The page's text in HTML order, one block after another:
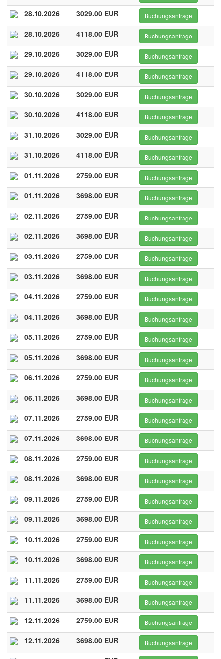
28.10.2026 3029.00 EUR Buchungsanfrage
28.10.2026 4118.00 EUR Buchungsanfrage
29.10.2026 3029.00 EUR Buchungsanfrage
29.10.2026 4118.00 EUR Buchungsanfrage
30.10.2026 3029.00 EUR Buchungsanfrage
30.10.2026 4118.00 EUR Buchungsanfrage
31.10.2026 3029.00 EUR Buchungsanfrage
31.10.2026 4118.00 EUR Buchungsanfrage
01.11.2026 2759.00 EUR Buchungsanfrage
01.11.2026 3698.00 EUR Buchungsanfrage
02.11.2026 2759.00 EUR Buchungsanfrage
02.11.2026 3698.00 EUR Buchungsanfrage
03.11.2026 2759.00 EUR Buchungsanfrage
03.11.2026 3698.00 EUR Buchungsanfrage
04.11.2026 2759.00 EUR Buchungsanfrage
04.11.2026 3698.00 EUR Buchungsanfrage
05.11.2026 2759.00 EUR Buchungsanfrage
05.11.2026 3698.00 EUR Buchungsanfrage
06.11.2026 2759.00 EUR Buchungsanfrage
06.11.2026 3698.00 EUR Buchungsanfrage
07.11.2026 2759.00 EUR Buchungsanfrage
07.11.2026 3698.00 EUR Buchungsanfrage
08.11.2026 2759.00 EUR Buchungsanfrage
08.11.2026 3698.00 EUR Buchungsanfrage
09.11.2026 2759.00 EUR Buchungsanfrage
09.11.2026 3698.00 EUR Buchungsanfrage
10.11.2026 2759.00 EUR Buchungsanfrage
10.11.2026 3698.00 EUR Buchungsanfrage
11.11.2026 2759.00 EUR Buchungsanfrage
11.11.2026 3698.00 EUR Buchungsanfrage
12.11.2026 2759.00 EUR Buchungsanfrage
12.11.2026 3698.00 EUR Buchungsanfrage